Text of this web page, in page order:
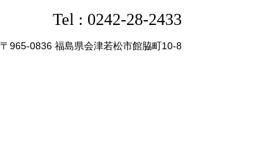
Tel : 0242-28-2433
〒965-0836 福島県会津若松市館脇町10-8